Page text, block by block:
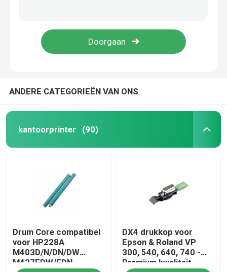
Lineaire gids
PCB-platen
Dagelijkse Noodzaak
ANDERE CATEGORIEËN VAN ONS
kantoorprinter (90)
Drum Core compatibel
voor HP228A
M403D/N/DN/DW
M427FDW/FDN
DX4 drukkop voor
Epson & Roland VP
300, 540, 640, 740 -
Premium kwaliteit